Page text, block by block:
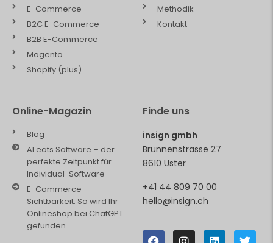
E-Commerce
B2C E-Commerce
B2B E-Commerce
Magento
Shopify (plus)
Methodik
Kontakt
Online-Magazin
Blog
AI eats Software – der
perfekte Zeitpunkt für
Individual-Software
E-Commerce-
Sichtbarkeit: So wird Ihr
Onlineshop bei ChatGPT
gefunden
Finde uns
insign gmbh
Brunnenstrasse 27
8610 Uster
+41 44 809 70 00
hello@insign.ch